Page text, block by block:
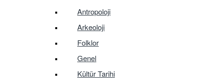
Antropoloji
Arkeoloji
Folklor
Genel
Kültür Tarihi